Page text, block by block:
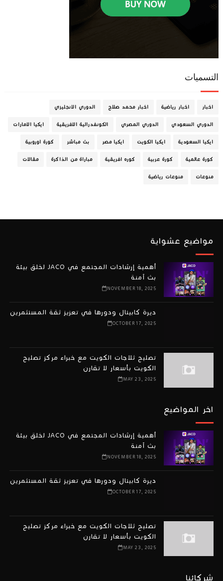
التسميات
اخبار اخبار رياضية اخبار محمد صلاح الدوري الانجليزي
الدوري السعودي الدوري المصري الكونفدرالية الافريقية ايكيا الامارات
ايكيا السعودية ايكيا الكويت ايكيا مصر بث مباشر كورة اوروبية
كورة عالمية كورة عربية كوره افريقية مباراة من الذاكرة مقالات
منوعات منوعات رياضية
مواضيع عشواية
أهمية إرشادات المجتمع في JACO لخلق بيئة
بث آمنة
NOVEMBER 18, 2025
ديرة كابيتال ودورها في تعزيز ثقة المستثمرين
OCTOBER 17, 2025
تصليح ثلاجات الكويت مع خبراء مركز تصليح
الكويت بأسعار لا تقارن
MAY 23, 2025
اخر المواضيع
أهمية إرشادات المجتمع في JACO لخلق بيئة
بث آمنة
NOVEMBER 18, 2025
ديرة كابيتال ودورها في تعزيز ثقة المستثمرين
OCTOBER 17, 2025
تصليح ثلاجات الكويت مع خبراء مركز تصليح
الكويت بأسعار لا تقارن
MAY 23, 2025
شركائنا